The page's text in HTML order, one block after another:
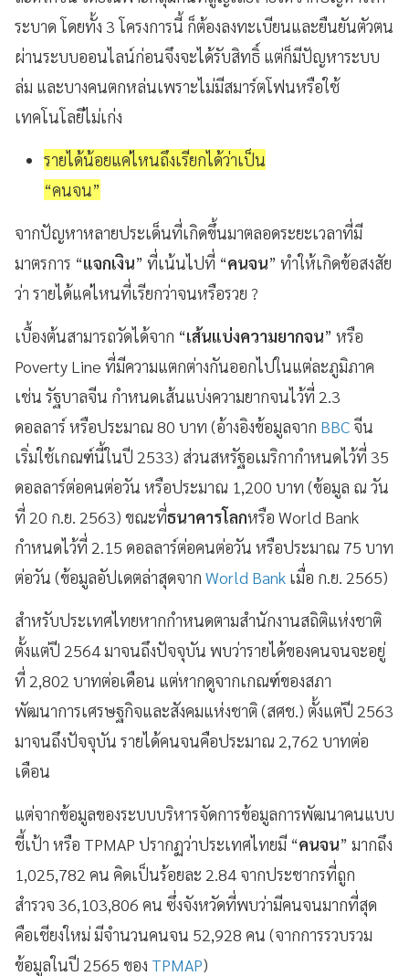
ระบาด โดยทั้ง 3 โครงการนี้ ก็ต้องลงทะเบียนและยืนยันตัวตน
ผ่านระบบออนไลน์ก่อนจึงจะได้รับสิทธิ์ แต่ก็มีปัญหาระบบ
ล่ม และบางคนตกหล่นเพราะไม่มีสมาร์ตโฟนหรือใช้
เทคโนโลยีไม่เก่ง
รายได้น้อยแค่ไหนถึงเรียกได้ว่าเป็น
“คนจน”
จากปัญหาหลายประเด็นที่เกิดขึ้นมาตลอดระยะเวลาที่มี
มาตรการ “แจกเงิน” ที่เน้นไปที่ “คนจน” ทำให้เกิดข้อสงสัย
ว่า รายได้แค่ไหนที่เรียกว่าจนหรือรวย ?
เบื้องต้นสามารถวัดได้จาก “เส้นแบ่งความยากจน” หรือ
Poverty Line ที่มีความแตกต่างกันออกไปในแต่ละภูมิภาค
เช่น รัฐบาลจีน กำหนดเส้นแบ่งความยากจนไว้ที่ 2.3
ดอลลาร์ หรือประมาณ 80 บาท (อ้างอิงข้อมูลจาก BBC จีน
เริ่มใช้เกณฑ์นี้ในปี 2533) ส่วนสหรัฐอเมริกากำหนดไว้ที่ 35
ดอลลาร์ต่อคนต่อวัน หรือประมาณ 1,200 บาท (ข้อมูล ณ วัน
ที่ 20 ก.ย. 2563) ขณะที่ธนาคารโลกหรือ World Bank
กำหนดไว้ที่ 2.15 ดอลลาร์ต่อคนต่อวัน หรือประมาณ 75 บาท
ต่อวัน (ข้อมูลอัปเดตล่าสุดจาก World Bank เมื่อ ก.ย. 2565)
สำหรับประเทศไทยหากกำหนดตามสำนักงานสถิติแห่งชาติ
ตั้งแต่ปี 2564 มาจนถึงปัจจุบัน พบว่ารายได้ของคนจนจะอยู่
ที่ 2,802 บาทต่อเดือน แต่หากดูจากเกณฑ์ของสภา
พัฒนาการเศรษฐกิจและสังคมแห่งชาติ (สศช.) ตั้งแต่ปี 2563
มาจนถึงปัจจุบัน รายได้คนจนคือประมาณ 2,762 บาทต่อ
เดือน
แต่จากข้อมูลของระบบบริหารจัดการข้อมูลการพัฒนาคนแบบ
ชี้เป้า หรือ TPMAP ปรากฏว่าประเทศไทยมี “คนจน” มากถึง
1,025,782 คน คิดเป็นร้อยละ 2.84 จากประชากรที่ถูก
สำรวจ 36,103,806 คน ซึ่งจังหวัดที่พบว่ามีคนจนมากที่สุด
คือเชียงใหม่ มีจำนวนคนจน 52,928 คน (จากการรวบรวม
ข้อมูลในปี 2565 ของ TPMAP)